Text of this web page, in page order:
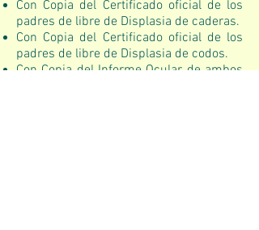
Con Copia del Certificado oficial de los
padres de libre de Displasia de caderas.
Con Copia del Certificado oficial de los
padres de libre de Displasia de codos.
Con Copia del Informe Ocular de ambos